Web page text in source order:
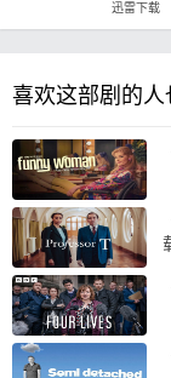
迅雷下载
喜欢这部剧的人